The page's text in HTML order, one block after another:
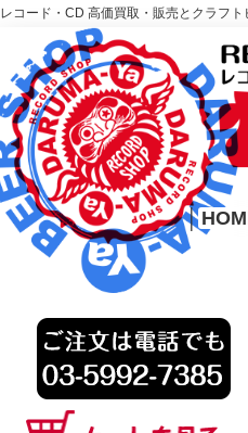
レコード・CD 高価買取・販売とクラフ
レコード高価買取はこちら
HOME
│